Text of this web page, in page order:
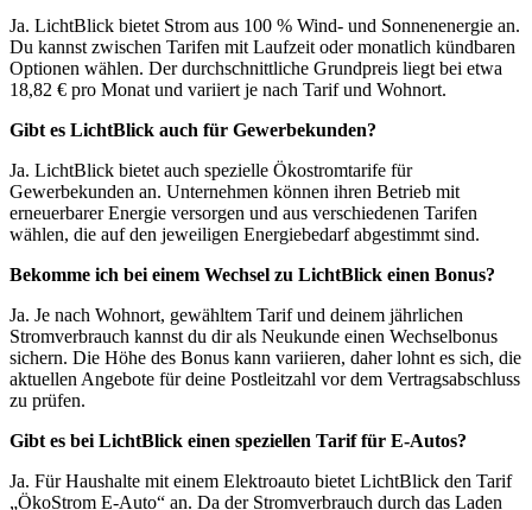
Ja. LichtBlick bietet Strom aus 100 % Wind- und Sonnenenergie an.
Du kannst zwischen Tarifen mit Laufzeit oder monatlich kündbaren
Optionen wählen. Der durchschnittliche Grundpreis liegt bei etwa
18,82 € pro Monat und variiert je nach Tarif und Wohnort.
Gibt es LichtBlick auch für Gewerbekunden?
Ja. LichtBlick bietet auch spezielle Ökostromtarife für
Gewerbekunden an. Unternehmen können ihren Betrieb mit
erneuerbarer Energie versorgen und aus verschiedenen Tarifen
wählen, die auf den jeweiligen Energiebedarf abgestimmt sind.
Bekomme ich bei einem Wechsel zu LichtBlick einen Bonus?
Ja. Je nach Wohnort, gewähltem Tarif und deinem jährlichen
Stromverbrauch kannst du dir als Neukunde einen Wechselbonus
sichern. Die Höhe des Bonus kann variieren, daher lohnt es sich, die
aktuellen Angebote für deine Postleitzahl vor dem Vertragsabschluss
zu prüfen.
Gibt es bei LichtBlick einen speziellen Tarif für E-Autos?
Ja. Für Haushalte mit einem Elektroauto bietet LichtBlick den Tarif
„ÖkoStrom E-Auto“ an. Da der Stromverbrauch durch das Laden